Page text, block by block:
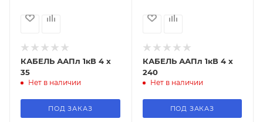
КАБЕЛЬ ААПл 1кВ 4 х
35
Нет в наличии
ПОД ЗАКАЗ
КАБЕЛЬ ААПл 1кВ 4 х
240
Нет в наличии
ПОД ЗАКАЗ